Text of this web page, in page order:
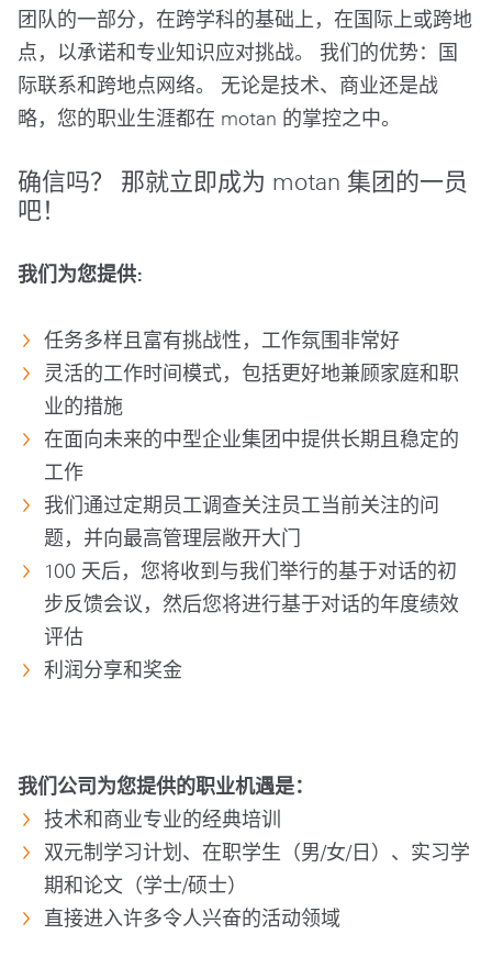
团队的一部分，在跨学科的基础上，在国际上或跨地
点，以承诺和专业知识应对挑战。 我们的优势：国
际联系和跨地点网络。 无论是技术、商业还是战
略，您的职业生涯都在 motan 的掌控之中。
确信吗？ 那就立即成为 motan 集团的一员
吧！
我们为您提供:
任务多样且富有挑战性，工作氛围非常好
灵活的工作时间模式，包括更好地兼顾家庭和职
业的措施
在面向未来的中型企业集团中提供长期且稳定的
工作
我们通过定期员工调查关注员工当前关注的问
题，并向最高管理层敞开大门
100 天后，您将收到与我们举行的基于对话的初
步反馈会议，然后您将进行基于对话的年度绩效
评估
利润分享和奖金
我们公司为您提供的职业机遇是：
技术和商业专业的经典培训
双元制学习计划、在职学生（男/女/日）、实习学
期和论文（学士/硕士）
直接进入许多令人兴奋的活动领域